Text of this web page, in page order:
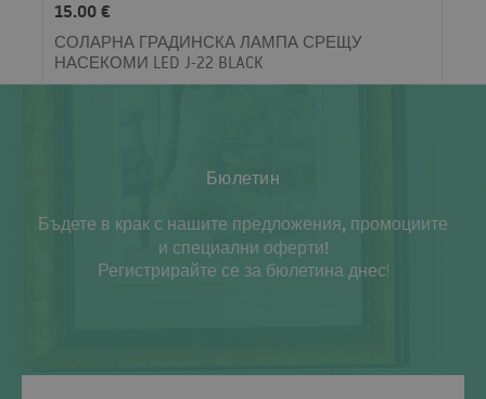
15.00 €
СОЛАРНА ГРАДИНСКА ЛАМПА СРЕЩУ
НАСЕКОМИ LED J-22 BLACK
Бюлетин
Бъдете в крак с нашите предложения, промоциите
и специални оферти!
Регистрирайте се за бюлетина днес!